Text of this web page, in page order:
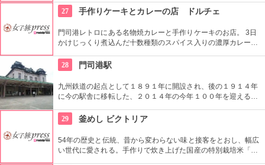
ート」がおすすめ。
ある店内で、ヒロインな夜を過ごしませんか。
27 手作りケーキとカレーの店 ドルチェ
門司港レトロにある名物焼カレーと手作りケーキのお店。 3日
かけじっくり煮込んだ十数種類のスパイス入りの濃厚カレーに
と地元でも評判に。 第２６回全国菓子大博覧会で農林水産大臣
賞を受賞した焼カレードーナツ、バナナケーキなどの手作りケ
ーキもあわせて楽しんでみて。
28 門司港駅
九州鉄道の起点として１８９１年に開設され、後の１９１４年
に今の駅舎に移転した、２０１４年の今年１００年を迎える歴
も変わらない装いを残しています。駅員さんも当時の制服を再
現しているので要チェック。
29 釜めし ビクトリア
54年の歴史と伝統、昔から変わらない味と接客をとおし、幅広
い世代に愛される。手作りで炊き上げた国産の特別栽培米「夢